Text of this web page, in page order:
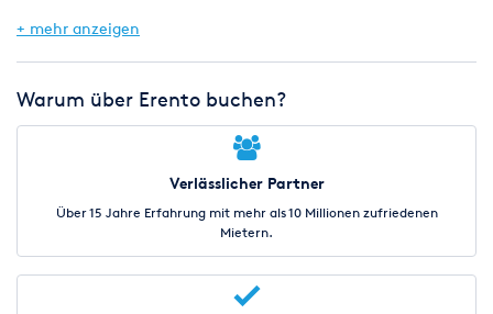
+ mehr anzeigen
Warum über Erento buchen?
Verlässlicher Partner
Über 15 Jahre Erfahrung mit mehr als 10 Millionen zufriedenen
Mietern.